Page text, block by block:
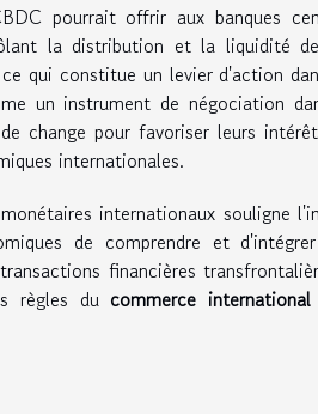
pourrait offrir aux banques
la distribution et la liquidité
qui constitue un levier d'action
un instrument de négociation
change pour favoriser leurs
internationales.
internationaux souligne
de comprendre et
financières
règles du commerce international